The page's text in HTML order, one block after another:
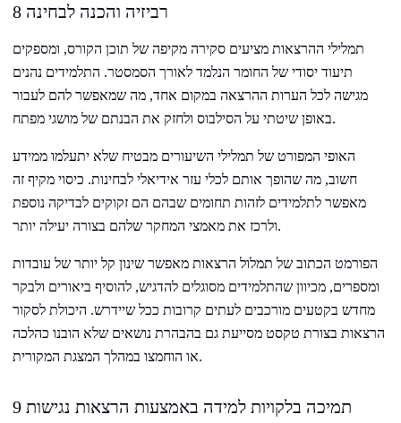
8 רביזיה והכנה לבחינה
תמלילי ההרצאות מציעים סקירה מקיפה של תוכן הקורס, ומספקים
תיעוד יסודי של החומר הנלמד לאורך הסמסטר. התלמידים נהנים
מגישה לכל הערות ההרצאה במקום אחד, מה שמאפשר להם לעבור
באופן שיטתי על הסילבוס ולחזק את הבנתם של מושגי מפתח.
האופי המפורט של תמלילי השיעורים מבטיח שלא יתעלמו ממידע
חשוב, מה שהופך אותם לכלי עזר אידיאלי לבחינות. כיסוי מקיף זה
מאפשר לתלמידים לזהות תחומים שבהם הם זקוקים לבדיקה נוספת
ולרכז את מאמצי המחקר שלהם בצורה יעילה יותר.
הפורמט הכתוב של תמלול הרצאות מאפשר שינון קל יותר של עובדות
ומספרים, מכיוון שהתלמידים מסוגלים להדגיש, להוסיף ביאורים ולבקר
מחדש בקטעים מורכבים לעתים קרובות ככל שיידרש. היכולת לסקור
הרצאות בצורת טקסט מסייעת גם בהבהרת נושאים שלא הובנו כהלכה
או הוחמצו במהלך המצגת המקורית.
9 תמיכה בלקויות למידה באמצעות הרצאות נגישות